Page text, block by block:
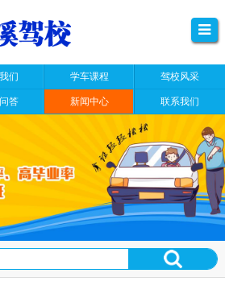
们 学车课程 驾校风采
答 新闻中心 联系我们